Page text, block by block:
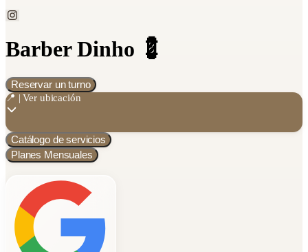
Barber Dinho 💈
Reservar un turno
📍 | Ver ubicación
Catálogo de servicios
Planes Mensuales